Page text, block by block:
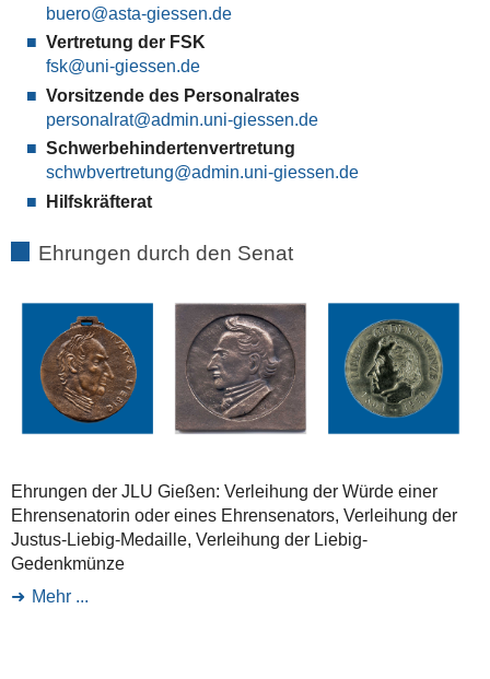
buero
Vertretung der FSK
fsk
Vorsitzende des Personalrates
personalrat
Schwerbehindertenvertretung
schwbvertretung
Hilfskräfterat
Ehrungen durch den Senat
Ehrungen der JLU Gießen: Verleihung der Würde einer
Ehrensenatorin oder eines Ehrensenators, Verleihung der
Justus-Liebig-Medaille, Verleihung der Liebig-
Gedenkmünze
Mehr ...